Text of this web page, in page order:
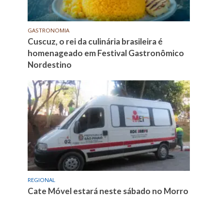
GASTRONOMIA
Cuscuz, o rei da culinária brasileira é
homenageado em Festival Gastronômico
Nordestino
REGIONAL
Cate Móvel estará neste sábado no Morro